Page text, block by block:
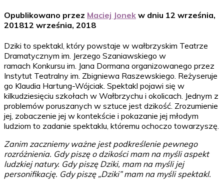
Opublikowano przez Maciej Jonek w dniu 12 września,
201812 września, 2018
Dziki to spektakl, który powstaje w wałbrzyskim Teatrze
Dramatycznym im. Jerzego Szaniawskiego w
ramach Konkursu im. Jana Dormana organizowanego przez
Instytut Teatralny im. Zbigniewa Raszewskiego. Reżyseruje
go Klaudia Hartung-Wójciak. Spektakl pojawi się w
kilkudziesięciu szkołach w Wałbrzychu i okolicach. Jednym z
problemów poruszanych w sztuce jest dzikość. Zrozumienie
jej, zobaczenie jej w kontekście i pokazanie jej młodym
ludziom to zadanie spektaklu, któremu ochoczo towarzyszę.
Zanim zaczniemy ważne jest podkreślenie pewnego
rozróżnienia. Gdy piszę o dzikości mam na myśli aspekt
ludzkiej natury. Gdy piszę Dziki, mam na myśli jej
personifikację. Gdy piszę „Dziki” mam na myśli spektakl.